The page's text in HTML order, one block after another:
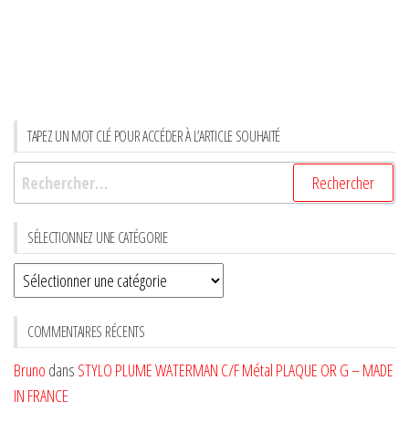
TAPEZ UN MOT CLÉ POUR ACCÉDER À L’ARTICLE SOUHAITÉ
Rechercher :
SÉLECTIONNEZ UNE CATÉGORIE
Sélectionnez
une
CATÉGORIE
COMMENTAIRES RÉCENTS
Bruno dans STYLO PLUME WATERMAN C/F Métal PLAQUE OR G – MADE
IN FRANCE